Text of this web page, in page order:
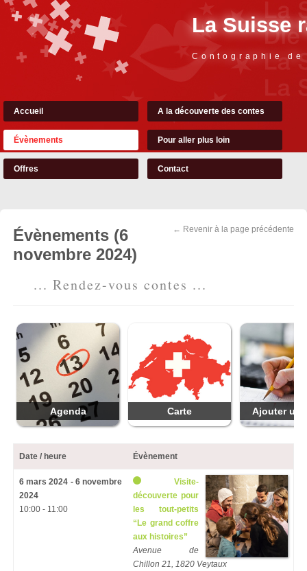
La Suisse
Contographie
Accueil A la découverte des contes
Évènements Pour aller plus loin
Offres Contact
← Revenir à la page précédente
Évènements (6
novembre 2024)
... Rendez-vous contes ...
Agenda Carte Ajouter
Date / heure Évènement
6 mars 2024 - 6 novembre
2024
10:00 - 11:00
Visite-
découverte pour
les tout-petits
“Le grand coffre
aux histoires”
Avenue de
Chillon 21, 1820 Veytaux